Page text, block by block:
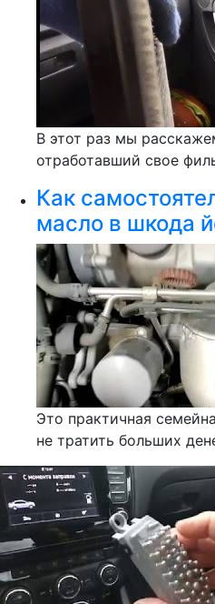
В этот раз мы
отработавший свое
Как
масло в шкода
Это практичная
не тратить больших